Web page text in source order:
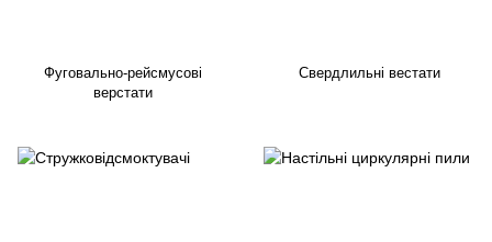
Фуговально-рейсмусові
верстати
Свердлильні вестати